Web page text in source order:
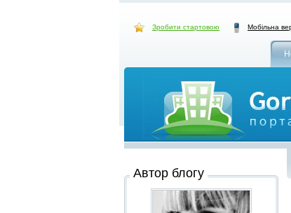
Зробити стартовою Мобільна
Автор блогу